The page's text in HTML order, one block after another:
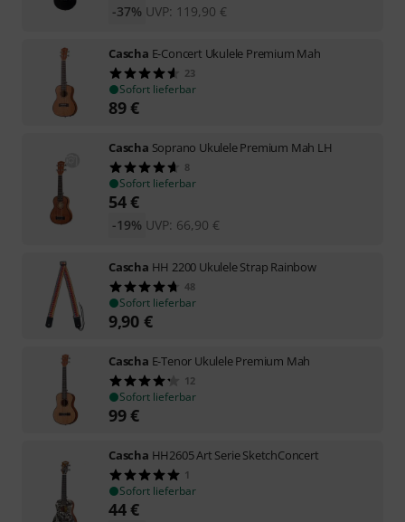
UVP: 119,90 €
-37%
Cascha E-Concert Ukulele Premium Mah
23
Sofort lieferbar
89€
Cascha Soprano Ukulele Premium Mah LH
8
Sofort lieferbar
54€
UVP: 66,90 €
-19%
Cascha HH 2200 Ukulele Strap Rainbow
48
Sofort lieferbar
9,90 €
Cascha E-Tenor Ukulele Premium Mah
12
Sofort lieferbar
99€
Cascha HH2605 Art Serie SketchConcert
1
Sofort lieferbar
44€